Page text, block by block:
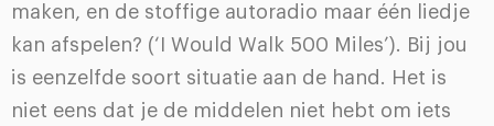
maken, en de stoffige autoradio maar één liedje
kan afspelen? (‘I Would Walk 500 Miles’). Bij jou
is eenzelfde soort situatie aan de hand. Het is
niet eens dat je de middelen niet hebt om iets